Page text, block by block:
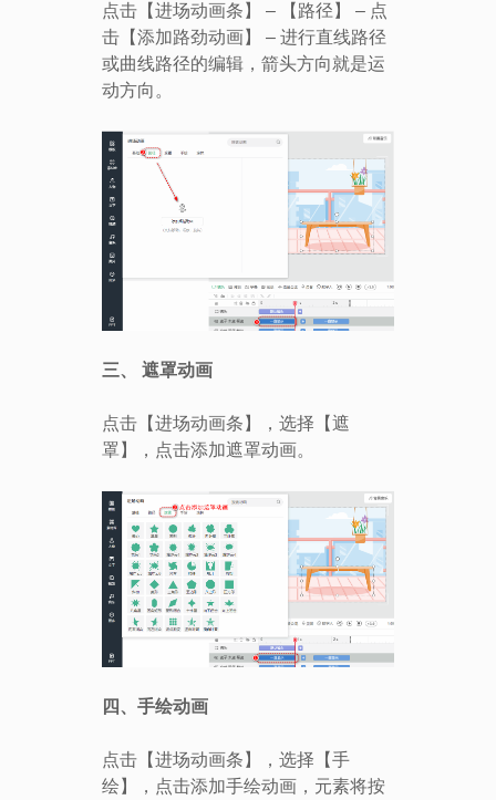
点击【进场动画条】 – 【路径】 – 点
击【添加路劲动画】 – 进行直线路径
或曲线路径的编辑，箭头方向就是运
动方向。
三、 遮罩动画
点击【进场动画条】，选择【遮
罩】，点击添加遮罩动画。
四、手绘动画
点击【进场动画条】，选择【手
绘】，点击添加手绘动画，元素将按